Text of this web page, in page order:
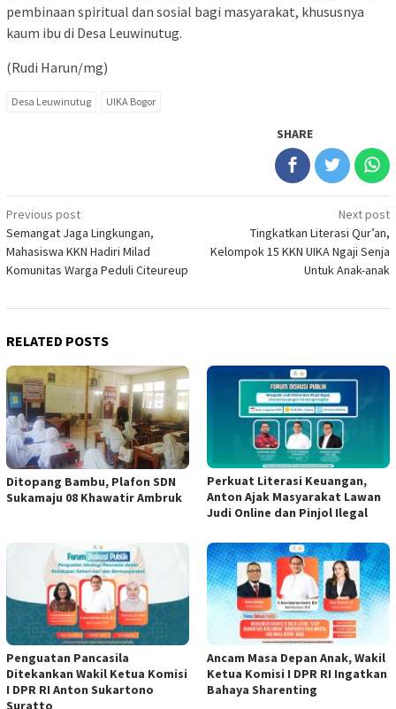
pembinaan spiritual dan sosial bagi masyarakat, khususnya
kaum ibu di Desa Leuwinutug.
(Rudi Harun/mg)
Desa Leuwinutug UIKA Bogor
SHARE
Post
navigation
Previous post
Semangat Jaga Lingkungan,
Mahasiswa KKN Hadiri Milad
Komunitas Warga Peduli Citeureup
Next post
Tingkatkan Literasi Qur’an,
Kelompok 15 KKN UIKA Ngaji Senja
Untuk Anak-anak
RELATED POSTS
Ditopang Bambu, Plafon SDN
Sukamaju 08 Khawatir Ambruk
Perkuat Literasi Keuangan,
Anton Ajak Masyarakat Lawan
Judi Online dan Pinjol Ilegal
Penguatan Pancasila
Ditekankan Wakil Ketua Komisi
I DPR RI Anton Sukartono
Suratto
Ancam Masa Depan Anak, Wakil
Ketua Komisi I DPR RI Ingatkan
Bahaya Sharenting